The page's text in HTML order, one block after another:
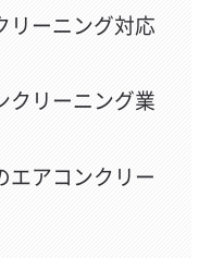
リーニング対応
クリーニング業
エアコンクリー